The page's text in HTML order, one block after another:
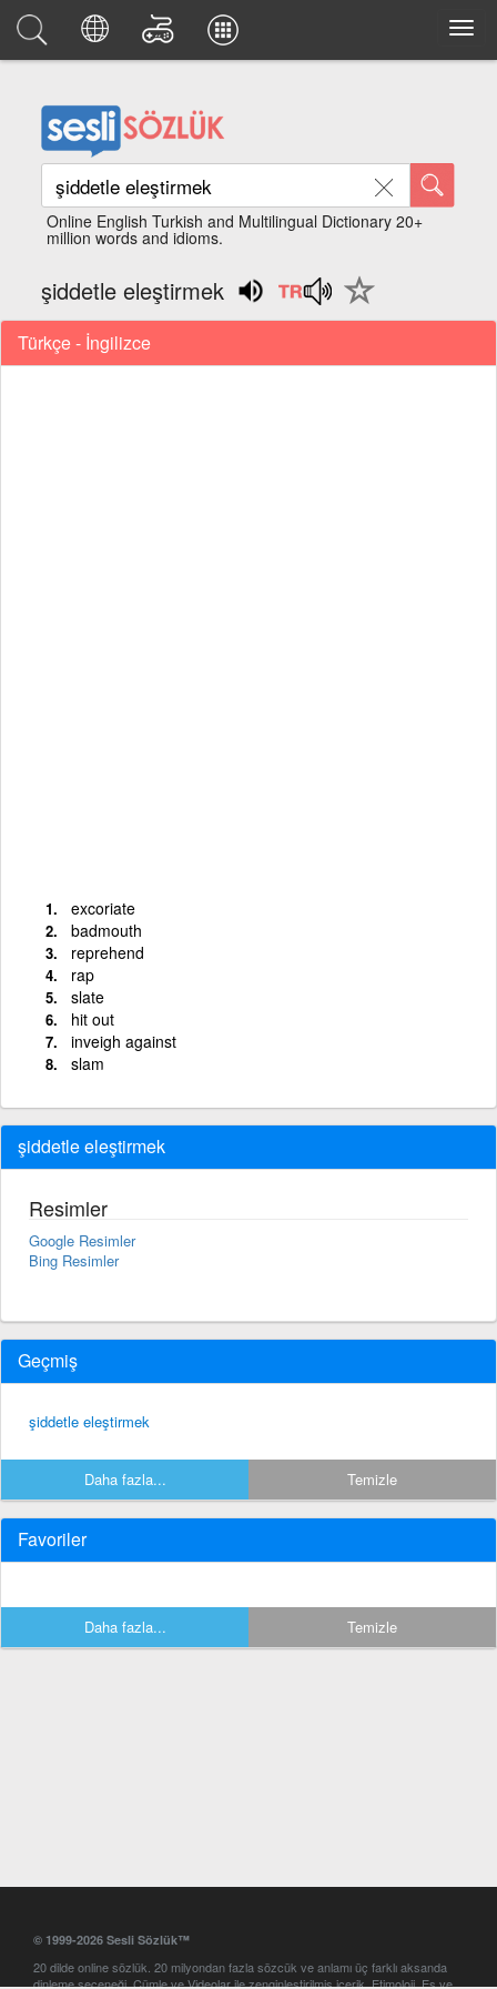
Online English Turkish and Multilingual Dictionary 20+
million words and idioms.
şiddetle eleştirmek
Türkçe - İngilizce
excoriate
badmouth
reprehend
rap
slate
hit out
inveigh against
slam
şiddetle eleştirmek
Resimler
Google Resimler
Bing Resimler
Geçmiş
şiddetle eleştirmek
Daha fazla... Temizle
Favoriler
Daha fazla... Temizle
© 1999-2026 Sesli Sözlük™
20 dilde online sözlük. 20 milyondan fazla sözcük ve anlamı üç farklı aksanda
dinleme seçeneği. Cümle ve Videolar ile zenginleştirilmiş içerik. Etimoloji, Eş ve